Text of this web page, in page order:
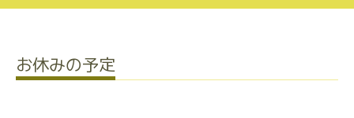
お休みの予定